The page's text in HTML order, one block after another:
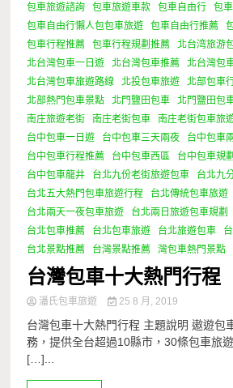
包車旅遊諮詢
包車旅遊車款 包車自由行
包
包車自由行懶人包包車旅遊
包車自由行推薦
包車行程推薦
包車行程規劃推薦 北台湾旅游
北台灣包車一日遊
北台灣包車推薦
北台灣包
北台灣包車旅遊路線
北投包車旅遊 北部包車
北部熱門包車景點
北門鹽田包車 北門鹽田包
南庄旅遊老街
南庄老街包車 南庄老街包車旅
台中包車一日遊
台中包車三天兩夜 台中包車
台中包車行程推薦
台中包車西區 台中包車規劃
台中包車龍井
台北九份老街旅遊包車
台北九
台北五大熱門包車旅遊行程
台北傳統包車旅遊
台北兩天一夜包車旅遊
台北兩日旅遊包車規劃
台北包車推薦
台北包車旅遊 台北旅遊包車
台北景點推薦
台灣景點推薦 灣包車熱門景點
台灣包車十大熱門行程
潘氏包車旅遊 25 8 月, 2019
台灣包車十大熱門行程 主題說明 遨遊包
務，提供全台超過10縣市，30條包車旅
[…]...